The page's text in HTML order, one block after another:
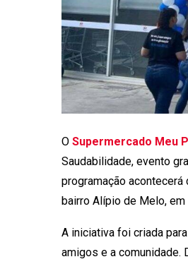
O Supermercado Meu
Saudabilidade, evento
programação acontecerá
bairro Alípio de Melo,
A iniciativa foi criada
amigos e a comunidade.